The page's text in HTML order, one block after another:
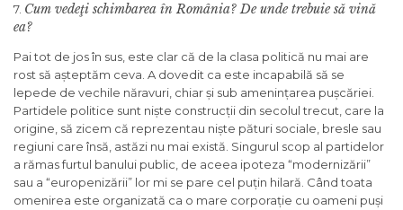
7. Cum vedeţi schimbarea în România? De unde trebuie să vină
ea?
Pai tot de jos în sus, este clar că de la clasa politică nu mai are
rost să așteptăm ceva. A dovedit ca este incapabilă să se
lepede de vechile năravuri, chiar și sub amenințarea pușcăriei.
Partidele politice sunt niște construcții din secolul trecut, care la
origine, să zicem că reprezentau niște pături sociale, bresle sau
regiuni care însă, astăzi nu mai există. Singurul scop al partidelor
a rămas furtul banului public, de aceea ipoteza “modernizării”
sau a “europenizării” lor mi se pare cel puțin hilară. Când toata
omenirea este organizată ca o mare corporație cu oameni puși